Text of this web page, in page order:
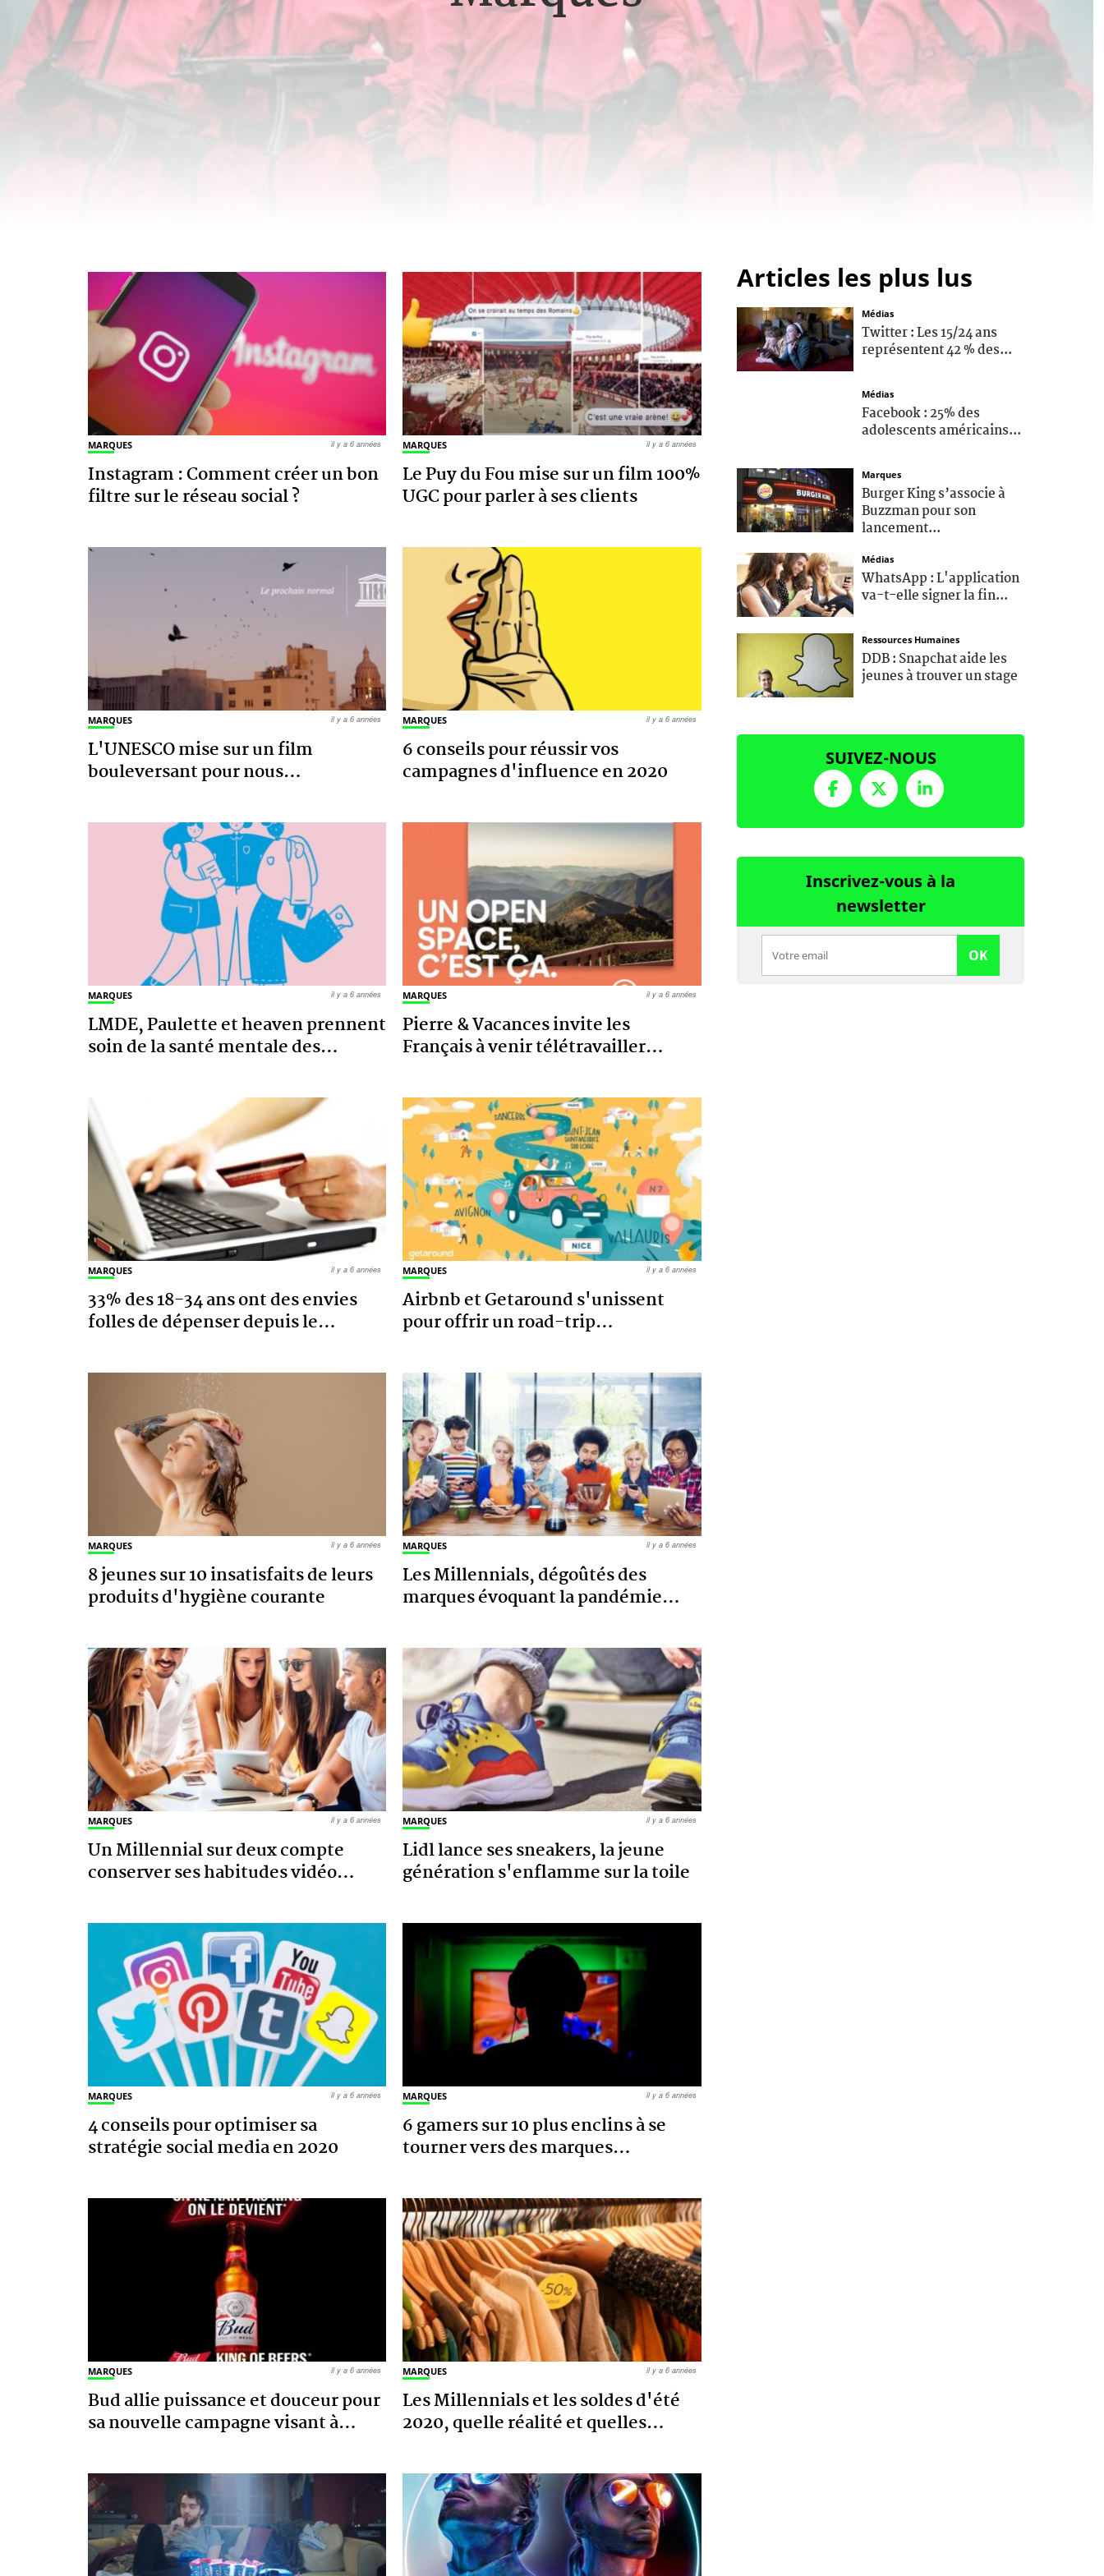
MARQUES
Instagram : Comment créer un bon
filtre sur le réseau social ?
il y a 6 années MARQUES
Le Puy du Fou mise sur un film 100%
UGC pour parler à ses clients
il y a 6 années
MARQUES
L'UNESCO mise sur un film
bouleversant pour nous…
il y a 6 années MARQUES
6 conseils pour réussir vos
campagnes d'influence en 2020
il y a 6 années
MARQUES
LMDE, Paulette et heaven prennent
soin de la santé mentale des…
il y a 6 années MARQUES
Pierre & Vacances invite les
Français à venir télétravailler…
il y a 6 années
MARQUES
33% des 18-34 ans ont des envies
folles de dépenser depuis le…
il y a 6 années MARQUES
Airbnb et Getaround s'unissent
pour offrir un road-trip…
il y a 6 années
MARQUES
8 jeunes sur 10 insatisfaits de leurs
produits d'hygiène courante
il y a 6 années MARQUES
Les Millennials, dégoûtés des
marques évoquant la pandémie…
il y a 6 années
MARQUES
Un Millennial sur deux compte
conserver ses habitudes vidéo…
il y a 6 années MARQUES
Lidl lance ses sneakers, la jeune
génération s'enflamme sur la toile
il y a 6 années
MARQUES
4 conseils pour optimiser sa
stratégie social media en 2020
il y a 6 années MARQUES
6 gamers sur 10 plus enclins à se
tourner vers des marques…
il y a 6 années
MARQUES
Bud allie puissance et douceur pour
sa nouvelle campagne visant à…
il y a 6 années MARQUES
Les Millennials et les soldes d'été
2020, quelle réalité et quelles…
il y a 6 années
Articles les plus lus
Médias
Twitter : Les 15/24 ans
représentent 42 % des...
Médias
Facebook : 25% des
adolescents américains...
Marques
Burger King s’associe à
Buzzman pour son
lancement...
Médias
WhatsApp : L'application
va-t-elle signer la fin...
Ressources Humaines
DDB : Snapchat aide les
jeunes à trouver un stage
SUIVEZ-NOUS
Inscrivez-vous à la
newsletter
OK